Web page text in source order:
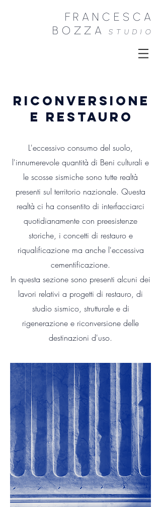
FRANCESCA
B OZZA STU DIO
L'eccessivo consumo del suolo,
l'innumerevole quantità di Beni culturali e
le scosse sismiche sono tutte realtà
presenti sul territorio nazionale. Questa
realtà ci ha consentito di interfacciarci
quotidianamente con preesistenze
storiche, i concetti di restauro e
riqualificazione ma anche l'eccessiva
cementificazione.
In questa sezione sono presenti alcuni dei
lavori relativi a progetti di restauro, di
studio sismico, strutturale e di
rigenerazione e riconversione delle
destinazioni d'uso.
Riconversione
e Restauro